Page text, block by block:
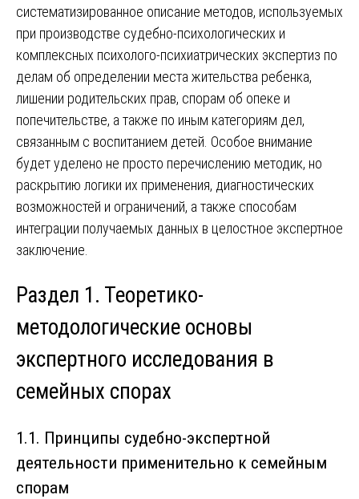
систематизированное описание методов, используемых
при производстве судебно-психологических и
комплексных психолого-психиатрических экспертиз по
делам об определении места жительства ребенка,
лишении родительских прав, спорам об опеке и
попечительстве, а также по иным категориям дел,
связанным с воспитанием детей. Особое внимание
будет уделено не просто перечислению методик, но
раскрытию логики их применения, диагностических
возможностей и ограничений, а также способам
интеграции получаемых данных в целостное экспертное
заключение.
Раздел 1. Теоретико-
методологические основы
экспертного исследования в
семейных спорах
1.1. Принципы судебно-экспертной
деятельности применительно к семейным
спорам